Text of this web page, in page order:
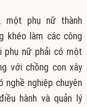
một phụ nữ thành
khéo làm các công
phụ nữ phải có một
với chồng con xây
nghề nghiệp chuyên
hành và quản lý